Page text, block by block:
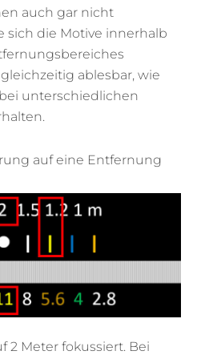
auch gar nicht
sich die Motive innerhalb
ablesbar, wie
unterschiedlichen
auf eine Entfernung
2 Meter fokussiert. Bei